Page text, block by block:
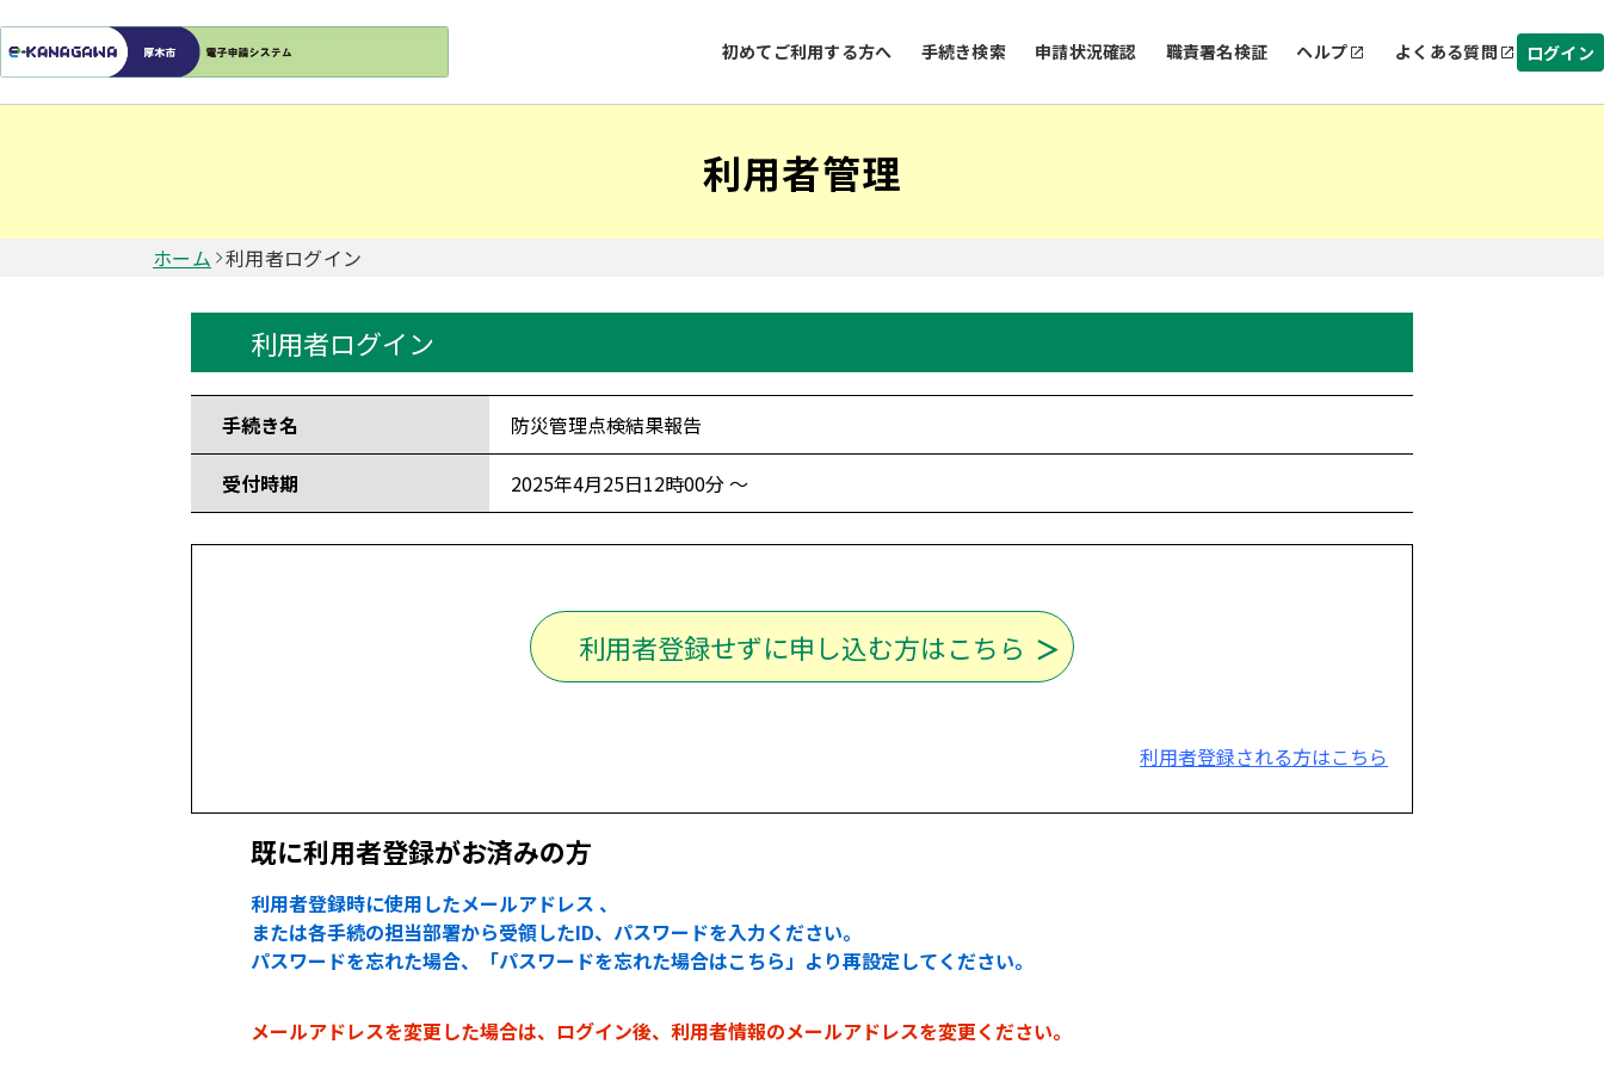
初めてご利用する方へ 手続き検索 申請状況確認 職責署名検証 ヘルプ よくある質問 ログイン
利用者管理
ホーム 利用者ログイン
利用者ログイン
手続き名 防災管理点検結果報告
受付時期 2025年4月25日12時00分 ～
利用者登録せずに申し込む方はこちら
利用者登録される方はこちら
既に利用者登録がお済みの方
利用者登録時に使用したメールアドレス 、
または各手続の担当部署から受領したID、パスワードを入力ください。
パスワードを忘れた場合、「パスワードを忘れた場合はこちら」より再設定してください。
メールアドレスを変更した場合は、ログイン後、利用者情報のメールアドレスを変更ください。